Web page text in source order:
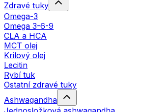
Zdravé tuky
Omega-3
Omega 3-6-9
CLA a HCA
MCT olej
Krilový olej
Lecitin
Rybí tuk
Ostatní zdravé tuky
Ashwagandha